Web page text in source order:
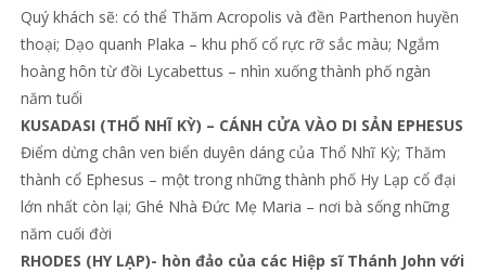
Quý khách sẽ: có thể Thăm Acropolis và đền Parthenon huyền
thoại; Dạo quanh Plaka – khu phố cổ rực rỡ sắc màu; Ngắm
hoàng hôn từ đồi Lycabettus – nhìn xuống thành phố ngàn
năm tuổi
KUSADASI (THỔ NHĨ KỲ) – CÁNH CỬA VÀO DI SẢN EPHESUS
Điểm dừng chân ven biển duyên dáng của Thổ Nhĩ Kỳ; Thăm
thành cổ Ephesus – một trong những thành phố Hy Lạp cổ đại
lớn nhất còn lại; Ghé Nhà Đức Mẹ Maria – nơi bà sống những
năm cuối đời
RHODES (HY LẠP)- hòn đảo của các Hiệp sĩ Thánh John với